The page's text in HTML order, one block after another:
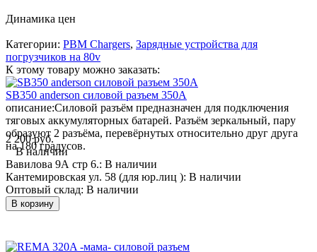
Динамика цен
Категории: PBM Chargers, Зарядные устройства для
погрузчиков на 80v
К этому товару можно заказать:
SB350 anderson силовой разъем 350А
описание:Силовой разъём предназначен для подключения
тяговых аккумуляторных батарей. Разъём зеркальный, пару
образуют 2 разъёма, перевёрнутых относительно друг друга
на 180 градусов.
2 200 руб.
В наличии
Вавилова 9А стр 6.: В наличии
Кантемировская ул. 58 (для юр.лиц ): В наличии
Оптовый склад: В наличии
В корзину